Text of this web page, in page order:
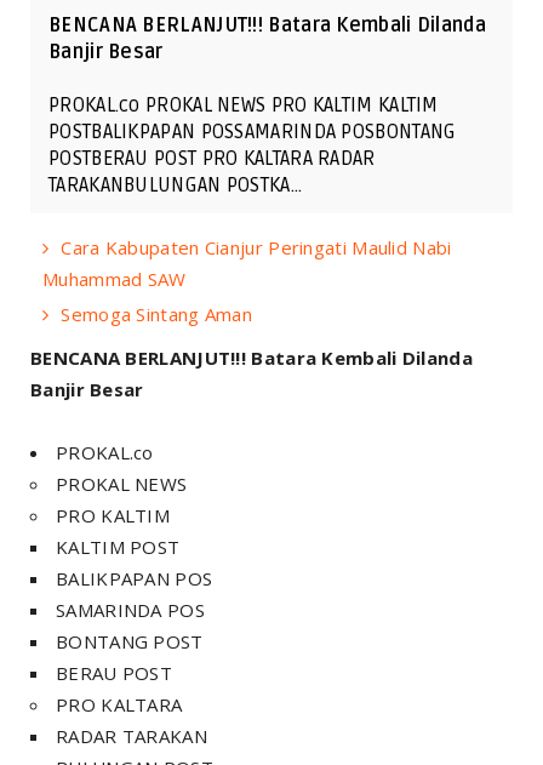
BENCANA BERLANJUT!!! Batara Kembali Dilanda
Banjir Besar
PROKAL.co PROKAL NEWS PRO KALTIM KALTIM
POSTBALIKPAPAN POSSAMARINDA POSBONTANG
POSTBERAU POST PRO KALTARA RADAR
TARAKANBULUNGAN POSTKA…
Cara Kabupaten Cianjur Peringati Maulid Nabi
Muhammad SAW
Semoga Sintang Aman
BENCANA BERLANJUT!!! Batara Kembali Dilanda
Banjir Besar
PROKAL.co
PROKAL NEWS
PRO KALTIM
KALTIM POST
BALIKPAPAN POS
SAMARINDA POS
BONTANG POST
BERAU POST
PRO KALTARA
RADAR TARAKAN